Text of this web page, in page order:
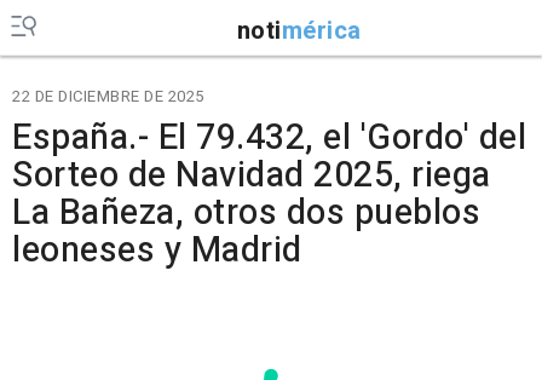
notimérica
22 DE DICIEMBRE DE 2025
España.- El 79.432, el 'Gordo' del
Sorteo de Navidad 2025, riega
La Bañeza, otros dos pueblos
leoneses y Madrid